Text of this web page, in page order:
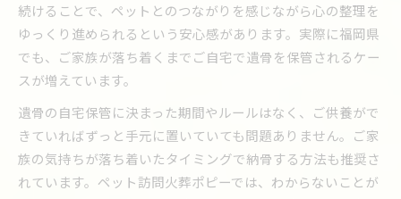
ペット火葬後の遺骨に湿度対策が重要な訳
骨壺に乾燥剤を入れるべき理由と効果
カビを防ぐための環境選びのポイント
定期的な骨壺点検が美しさを守る秘訣
骨壺の定期チェックで美しさを保つ方法
ペット火葬の骨壺はこまめな点検が大切
続けることで、ペットとのつながりを感じながら心の整理を
ゆっくり進められるという安心感があります。実際に福岡県
でも、ご家族が落ち着くまでご自宅で遺骨を保管されるケー
スが増えています。
遺骨の自宅保管に決まった期間やルールはなく、ご供養がで
きていればずっと手元に置いていても問題ありません。ご家
族の気持ちが落ち着いたタイミングで納骨する方法も推奨さ
れています。ペット訪問火葬ポピーでは、わからないことが